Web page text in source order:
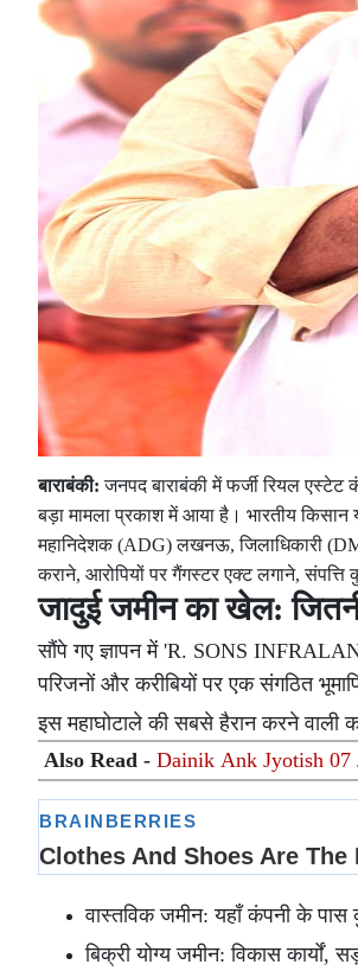
बाराबंकी: जनपद बाराबंकी में फर्जी रियल एस्टेट
बड़ा मामला प्रकाश में आया है। भारतीय किसान
महानिदेशक (ADG) लखनऊ, जिलाधिकारी
कराने, आरोपियों पर गैंगस्टर एक्ट लगाने,
जादुई जमीन का खेल:
सौंपे गए ज्ञापन में 'R. SONS
परिजनों और करीबियों पर एक संगठित
इस महाघोटाले की सबसे हैरान करने
Also Read - Dainik Ank Jyotish 07
दिन
वास्तविक जमीन: यहाँ कंपनी के पास
बिक्री योग्य जमीन: विकास